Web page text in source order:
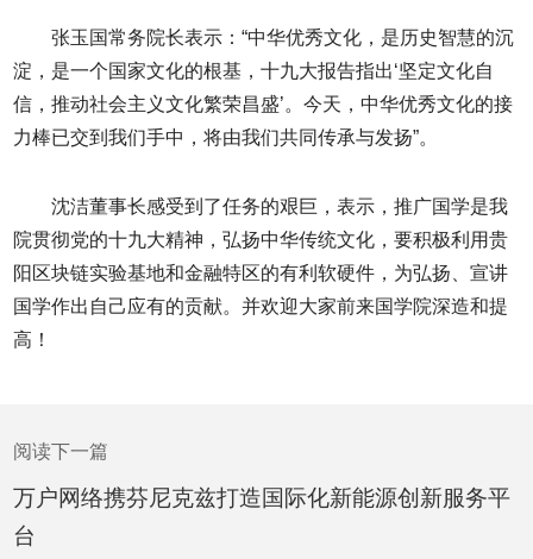
张玉国常务院长表示：“中华优秀文化，是历史智慧的沉
淀，是一个国家文化的根基，十九大报告指出‘坚定文化自
信，推动社会主义文化繁荣昌盛’。今天，中华优秀文化的接
力棒已交到我们手中，将由我们共同传承与发扬”。
沈洁董事长感受到了任务的艰巨，表示，推广国学是我
院贯彻党的十九大精神，弘扬中华传统文化，要积极利用贵
阳区块链实验基地和金融特区的有利软硬件，为弘扬、宣讲
国学作出自己应有的贡献。并欢迎大家前来国学院深造和提
高！
阅读下一篇
万户网络携芬尼克兹打造国际化新能源创新服务平
台